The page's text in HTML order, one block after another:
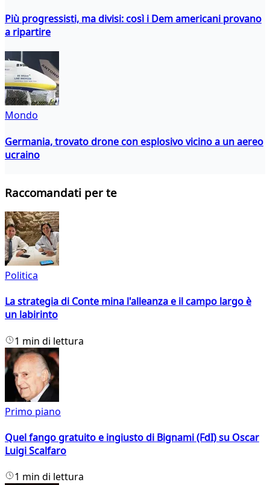
Più progressisti, ma divisi: così i Dem americani provano
a ripartire
Mondo
Germania, trovato drone con esplosivo vicino a un aereo
ucraino
Raccomandati per te
Politica
La strategia di Conte mina l'alleanza e il campo largo è
un labirinto
1 min di lettura
Primo piano
Quel fango gratuito e ingiusto di Bignami (FdI) su Oscar
Luigi Scalfaro
1 min di lettura